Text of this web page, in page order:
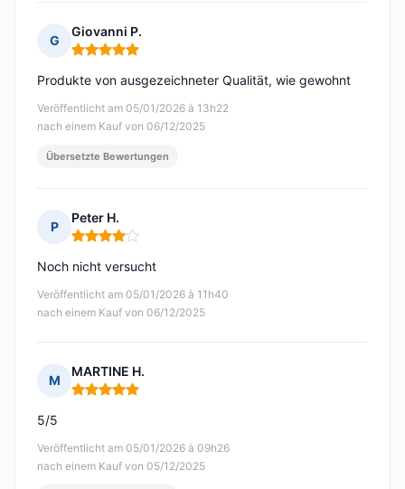
G
Giovanni P.
Hinweis: 5 von 5
Veröffentlicht am 05/01/2026 à 13h22
nach einem Kauf von 06/12/2025
Produkte von ausgezeichneter Qualität, wie gewohnt
Übersetzte Bewertungen
P
Peter H.
Hinweis: 4 von 5
Veröffentlicht am 05/01/2026 à 11h40
nach einem Kauf von 06/12/2025
Noch nicht versucht
M
MARTINE H.
Hinweis: 5 von 5
Veröffentlicht am 05/01/2026 à 09h26
nach einem Kauf von 05/12/2025
5/5